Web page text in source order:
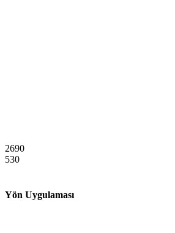
2690
530
Yön Uygulaması